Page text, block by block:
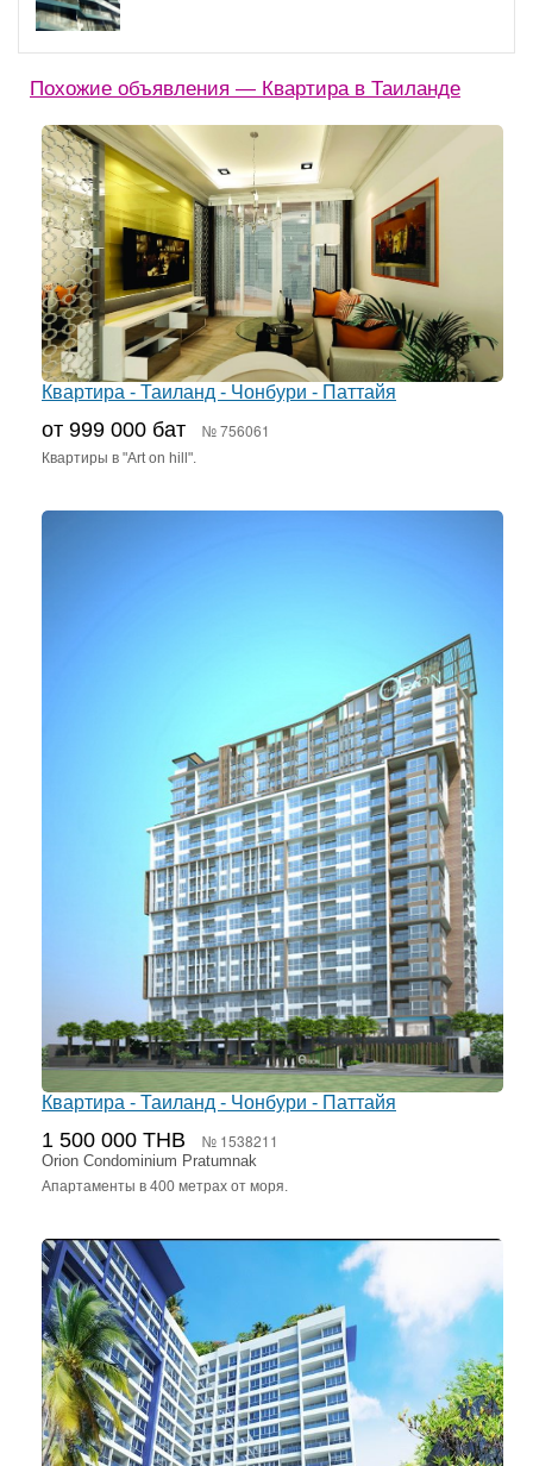
Похожие объявления — Квартира в Таиланде
Квартира - Таиланд - Чонбури - Паттайя
от 999 000 бат № 756061
Квартиры в "Art on hill".
Квартира - Таиланд - Чонбури - Паттайя
1 500 000 THB № 1538211
Orion Condominium Pratumnak
Апартаменты в 400 метрах от моря.